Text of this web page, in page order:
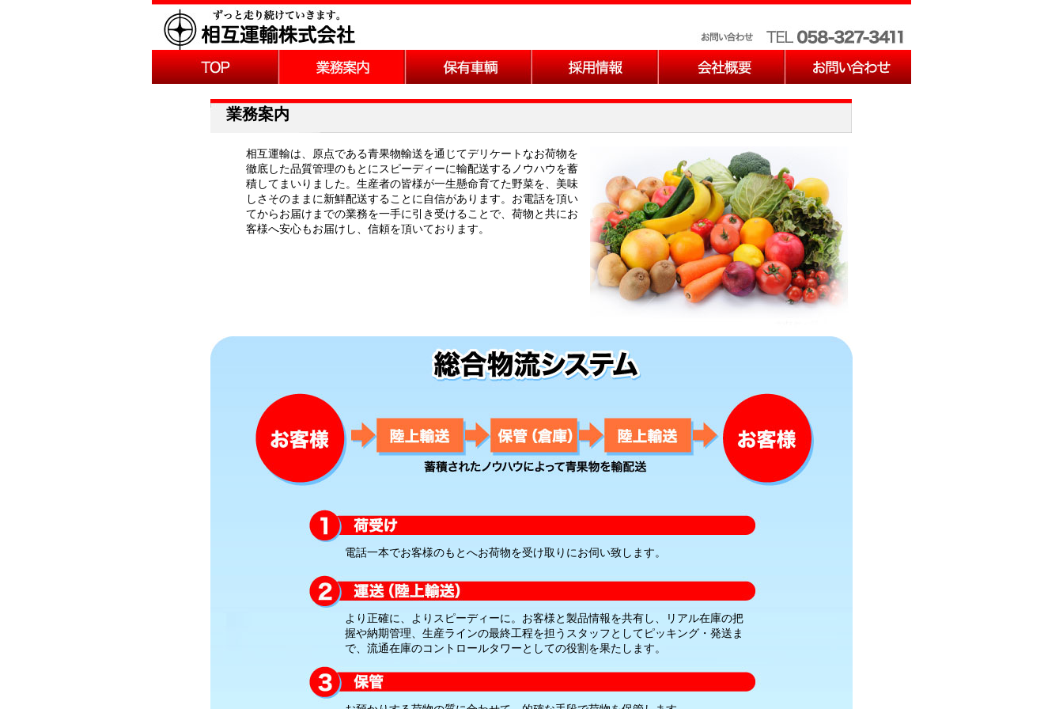
業務案内
相互運輸は、原点である青果物輸送を通じてデリケートなお荷物を
徹底した品質管理のもとにスピーディーに輸配送するノウハウを蓄
積してまいりました。生産者の皆様が一生懸命育てた野菜を、美味
しさそのままに新鮮配送することに自信があります。お電話を頂い
てからお届けまでの業務を一手に引き受けることで、荷物と共にお
客様へ安心もお届けし、信頼を頂いております。
電話一本でお客様のもとへお荷物を受け取りにお伺い致します。
より正確に、よりスピーディーに。お客様と製品情報を共有し、リアル在庫の把
握や納期管理、生産ラインの最終工程を担うスタッフとしてピッキング・発送ま
で、流通在庫のコントロールタワーとしての役割を果たします。